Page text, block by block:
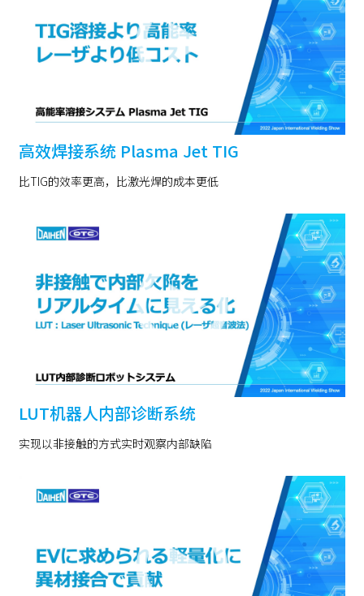
高效焊接系统 Plasma Jet TIG
比TIG的效率更高，比激光焊的成本更低
LUT机器人内部诊断系统
实现以非接触的方式实时观察内部缺陷